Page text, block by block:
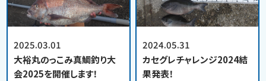
2025.03.01
大裕丸のっこみ真鯛釣り大
会2025を開催します！
2024.05.31
カセグレチャレンジ2024結
果発表！